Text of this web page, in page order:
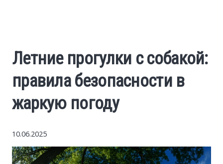
Cars
World News
Internet
Летние прогулки с собакой:
правила безопасности в
жаркую погоду
10.06.2025